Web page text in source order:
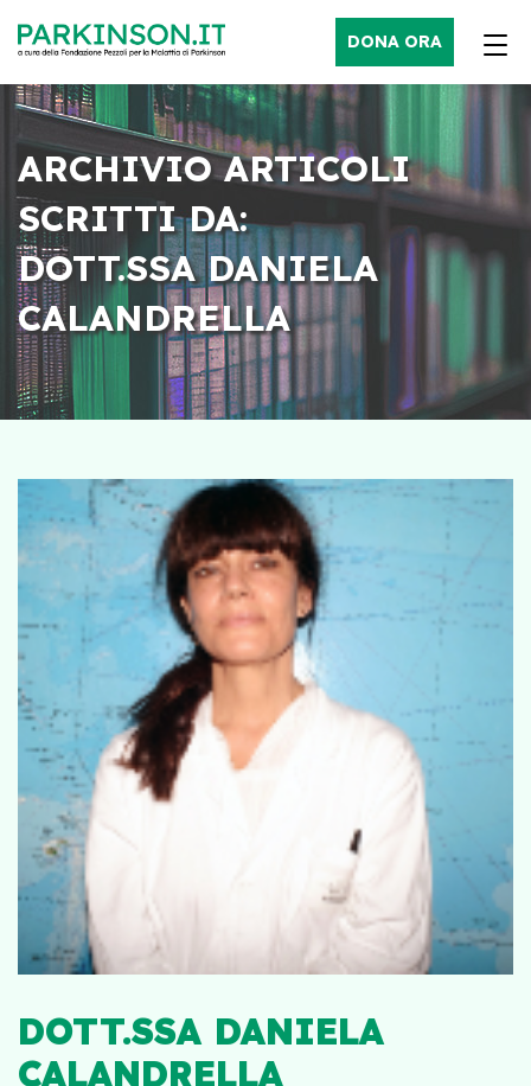
DONA ORA
ARCHIVIO ARTICOLI
SCRITTI DA:
DOTT.SSA DANIELA
CALANDRELLA
DOTT.SSA DANIELA
CALANDRELLA